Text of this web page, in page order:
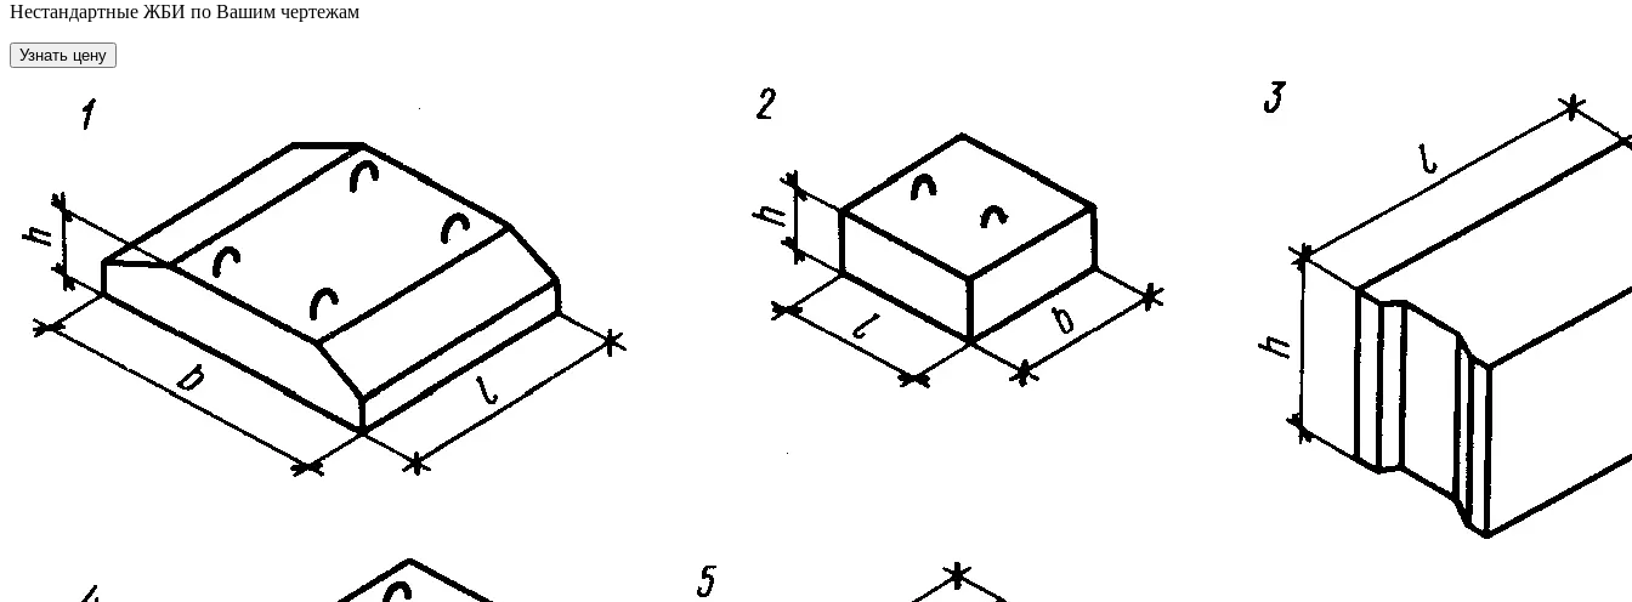
Нестандартные ЖБИ по Вашим чертежам
Узнать цену